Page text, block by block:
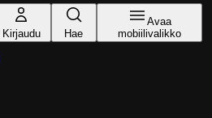
Kirjaudu Hae
Avaa
mobiilivalikko